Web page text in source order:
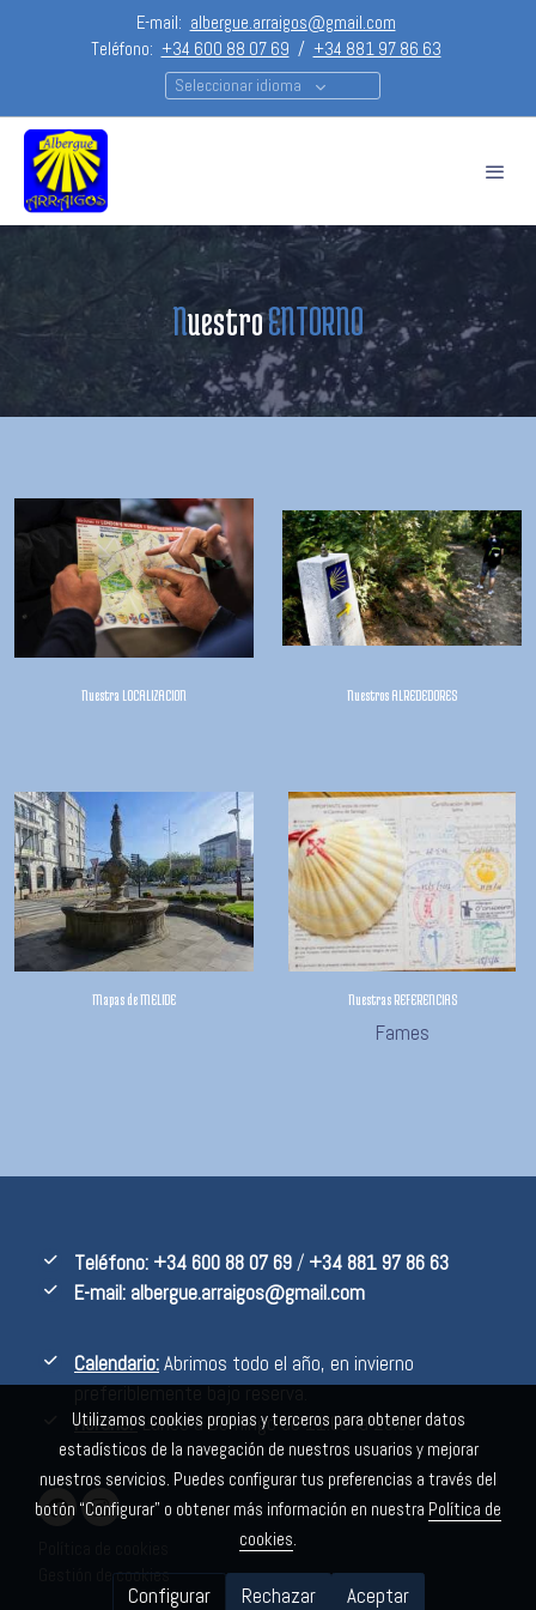
E-mail: albergue.arraigos@gmail.com
Teléfono: +34 600 88 07 69 / +34 881 97 86 63
Seleccionar idioma
NuestroENTORNO
Nuestra LOCALIZACION Nuestros ALREDEDORES
Mapas de MELIDE Nuestras REFERENCIAS
Fames
Teléfono: +34 600 88 07 69/ +34 881 97 86 63
E-mail: albergue.arraigos@gmail.com
Calendario:Abrimos todo el año, en invierno
preferiblemente bajo reserva.
Horario:Lunes a Domingo de 11:00 a 23:00
Gestión de cookies
Utilizamos cookies propias y terceros para obtener datos
estadísticos de la navegación de nuestros usuarios y mejorar
nuestros servicios. Puedes configurar tus preferencias a través del
botón “Configurar” o obtener más información en nuestra Política de
cookies.
Configurar Rechazar Aceptar